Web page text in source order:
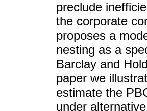
preclude
the corporate
proposes a
nesting as a
Barclay and
paper we
estimate the
under